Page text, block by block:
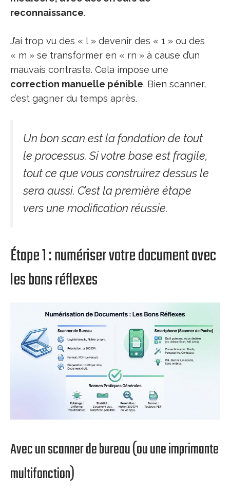
reconnaissance.
J’ai trop vu des « l » devenir des « 1 » ou des
« m » se transformer en « rn » à cause d’un
mauvais contraste. Cela impose une
correction manuelle pénible. Bien scanner,
c’est gagner du temps après.
Un bon scan est la fondation de tout
le processus. Si votre base est fragile,
tout ce que vous construirez dessus le
sera aussi. C’est la première étape
vers une modification réussie.
Étape 1 : numériser votre document avec
les bons réflexes
Avec un scanner de bureau (ou une imprimante
multifonction)